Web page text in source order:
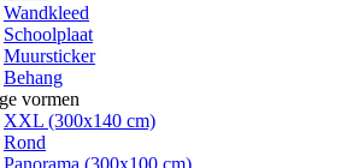
Wandkleed
Schoolplaat
Muursticker
Behang
vormen
XXL (300x140 cm)
Rond
Panorama (300x100 cm)